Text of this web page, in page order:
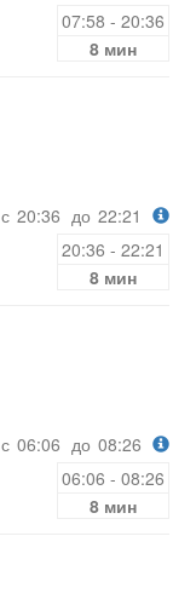
07:58 - 20:36
8 мин
с 20:36 до 22:21
20:36 - 22:21
8 мин
с 06:06 до 08:26
06:06 - 08:26
8 мин